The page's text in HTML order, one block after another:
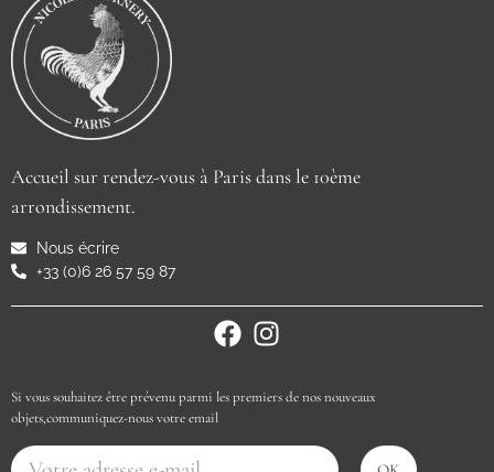
Accueil sur rendez-vous à Paris dans le 10ème
arrondissement.
Nous écrire
+33 (0)6 26 57 59 87
Si vous souhaitez être prévenu parmi les premiers de nos nouveaux
objets,communiquez-nous votre email